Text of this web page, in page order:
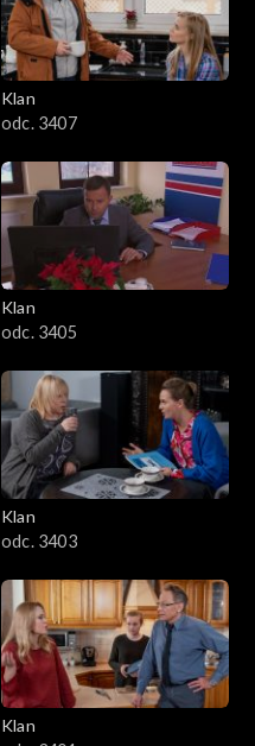
Klan
odc. 3407
Klan
odc. 3405
Klan
odc. 3403
Klan